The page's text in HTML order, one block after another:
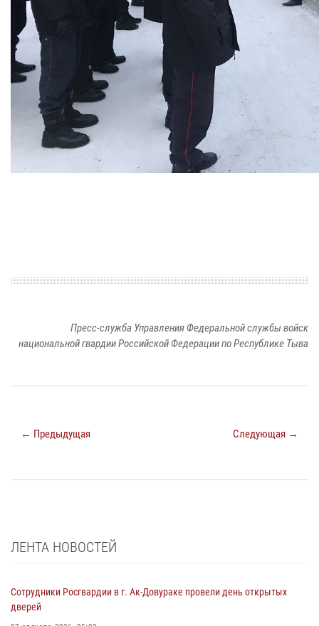
Пресс-служба Управления Федеральной службы войск
национальной гвардии Российской Федерации по Республике Тыва
← Предыдущая Следующая →
ЛЕНТА НОВОСТЕЙ
Сотрудники Росгвардии в г. Ак-Довураке провели день открытых
дверей